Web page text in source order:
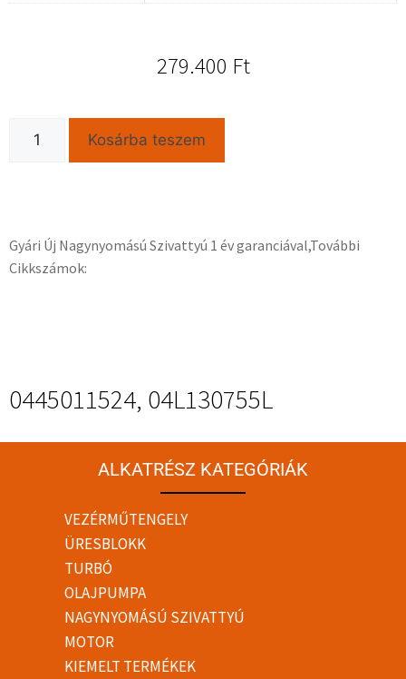
279.400 Ft
Kosárba teszem
Gyári Új Nagynyomású Szivattyú 1 év garanciával,További
Cikkszámok:
0445011524, 04L130755L
ALKATRÉSZ KATEGÓRIÁK
VEZÉRMŰTENGELY
ÜRESBLOKK
TURBÓ
OLAJPUMPA
NAGYNYOMÁSÚ SZIVATTYÚ
MOTOR
KIEMELT TERMÉKEK